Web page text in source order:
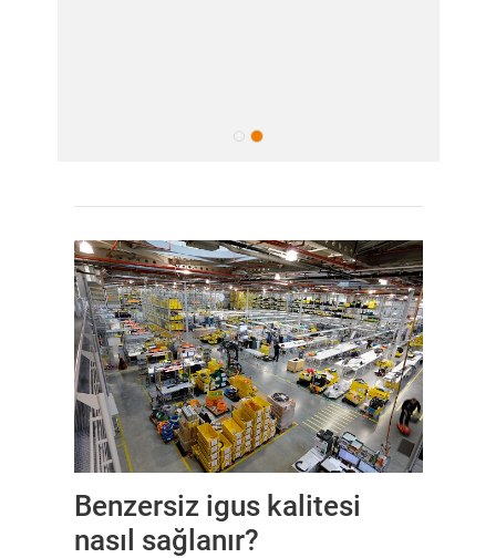
Benzersiz igus kalitesi
nasıl sağlanır?